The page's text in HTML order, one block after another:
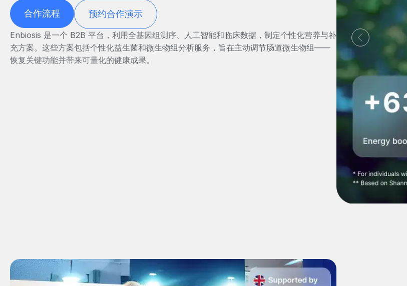
合作流程 预约合作演示
Enbiosis 是一个 B2B 平台，利用全基因组测序、人工智能和临床数据，制定个性化营养与补
充方案。这些方案包括个性化益生菌和微生物组分析服务，旨在主动调节肠道微生物组——
恢复关键功能并带来可量化的健康成果。